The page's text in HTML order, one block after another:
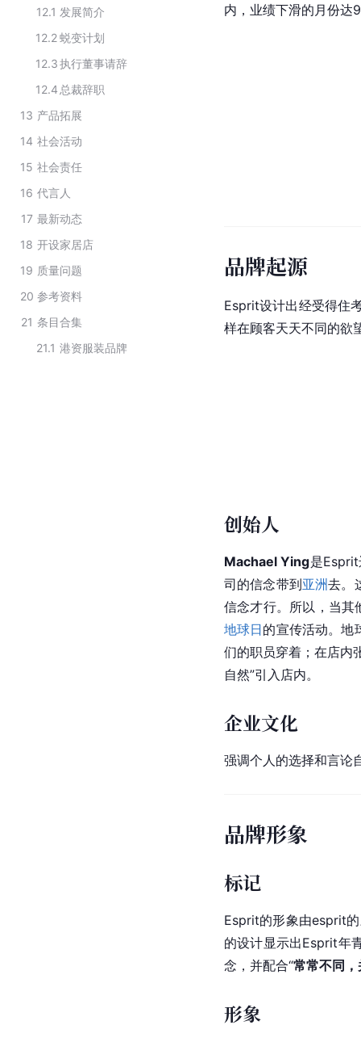
12.1 发展简介
12.2蜕变计划
12.3执行董事请辞
12.4 总裁辞职
13 产品拓展
14 社会活动
15 社会责任
16 代言人
17 最新动态
18 开设家居店
19 质量问题
20 参考资料
21 条目合集
21.1 港资服装品牌
内，业绩下滑的月份达
品牌起源
Esprit设计出经受得住
样在顾客天天不同的欲
创始人
Machael Ying是
司的信念带到亚洲去。
信念才行。所以，当
地球日的宣传活动。地
们的职员穿着；在店内
自然”引入店内。
企业文化
强调个人的选择和言论
品牌形象
标记
Esprit的形象由esprit
的设计显示出Esprit年
念，并配合“常常不同
形象